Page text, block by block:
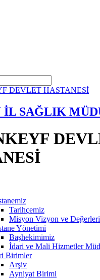
İL SAĞLIK
Tarihçemiz
Misyon Vizyon ve
Yönetimi
Başhekimimiz
İdari ve Mali Hizmetler
Birimler
Arşiv
Ayniyat Birimi